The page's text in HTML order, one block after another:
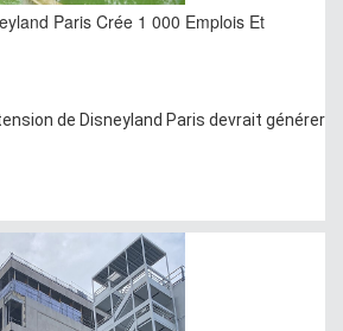
Paris Crée 1 000 Emplois Et
de Disneyland Paris devrait générer